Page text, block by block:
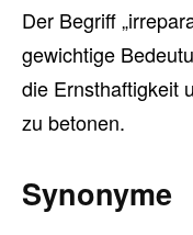
Der Begriff
gewichtige
die Ernsthaftigkeit
zu betonen.
Synonyme